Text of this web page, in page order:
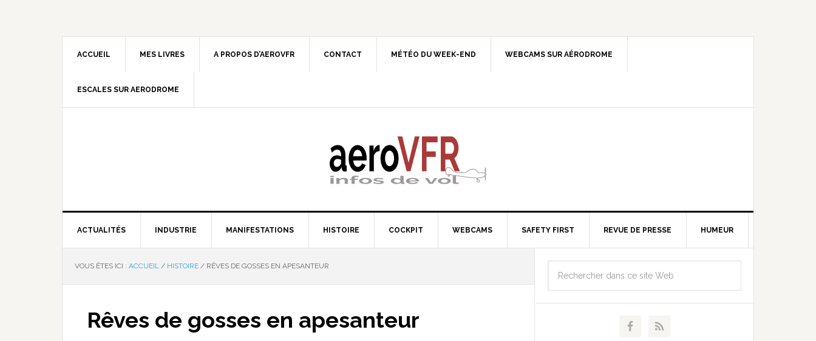
ACCUEIL MES LIVRES A PROPOS D’AEROVFR CONTACT MÉTÉO DU WEEK-END WEBCAMS SUR AÉRODROME
ESCALES SUR AERODROME
ACTUALITÉS INDUSTRIE MANIFESTATIONS HISTOIRE COCKPIT WEBCAMS SAFETY FIRST REVUE DE PRESSE HUMEUR
VOUS ÊTES ICI : ACCUEIL / HISTOIRE / RÊVES DE GOSSES EN APESANTEUR
Rêves de gosses en apesanteur